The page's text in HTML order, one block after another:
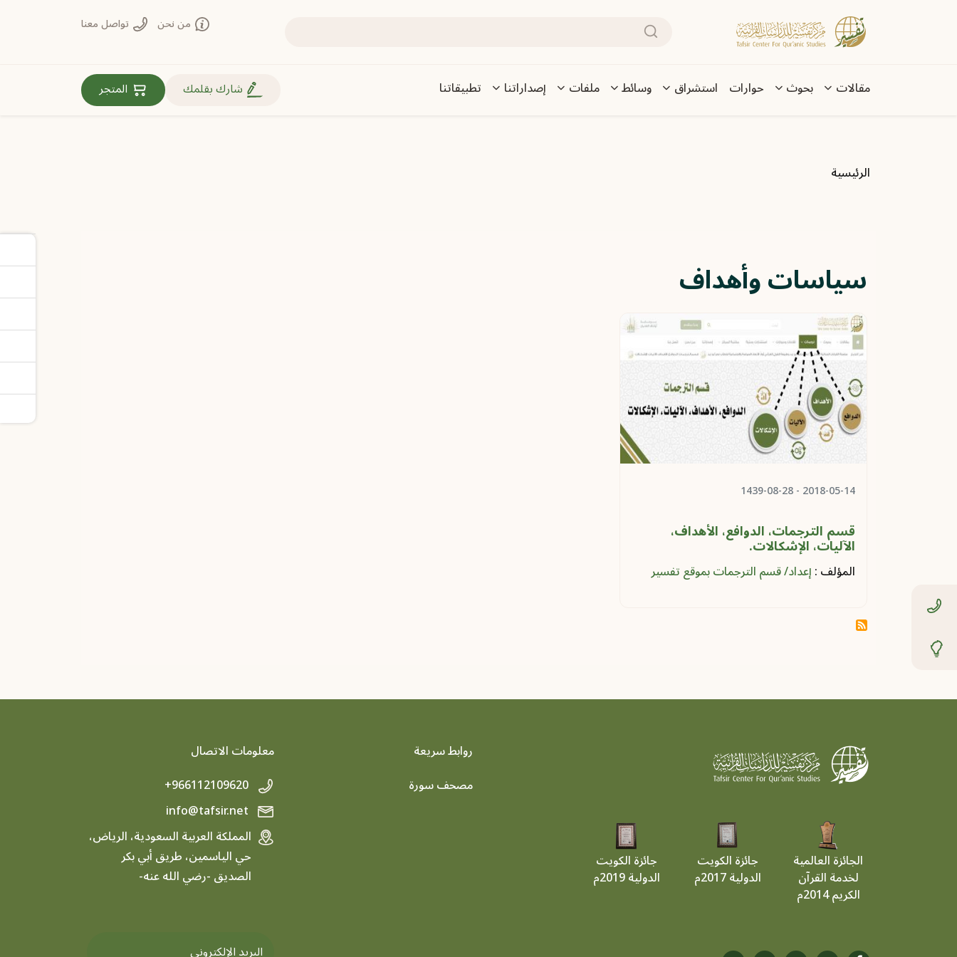
تجاوز إلى المحتوى الرئيسي
بحث من نحن تواصل معنا
Main navigation
مقالات بحوث حوارات استشراق وسائط ملفات إصداراتنا تطبيقاتنا روابط مهمة
شارك بقلمك المتجر
مسار التنقل
الرئيسية
سياسات وأهداف
2018-05-14
- 1439-08-28
قسم الترجمات، الدوافع، الأهداف،
الآليات، الإشكالات.
المؤلف :إعداد/ قسم الترجمات بموقع تفسير
الجائزة العالمية
لخدمة القرآن
الكريم 2014م
جائزة الكويت
الدولية 2017م
جائزة الكويت
الدولية 2019م
روابط سريعة
footer menu
مصحف سورة
معلومات الاتصال
+966112109620
المملكة العربية السعودية، الرياض،
حي الياسمين، طريق أبي بكر
الصديق -رضي الله عنه-